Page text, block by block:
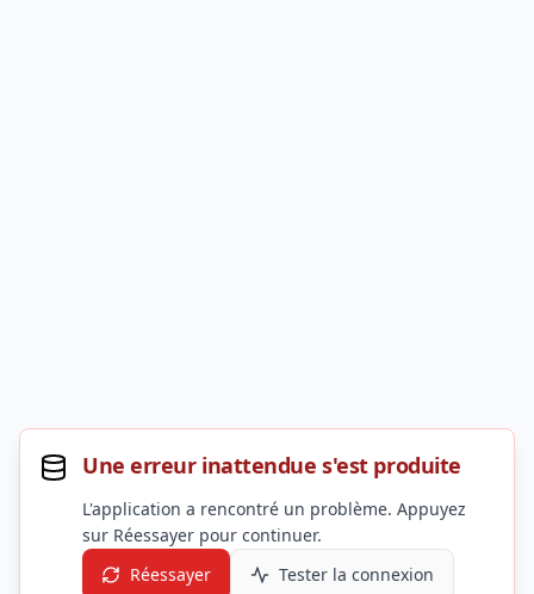
Une erreur inattendue s'est produite
L'application a rencontré un problème. Appuyez
sur Réessayer pour continuer.
Réessayer
Tester la connexion